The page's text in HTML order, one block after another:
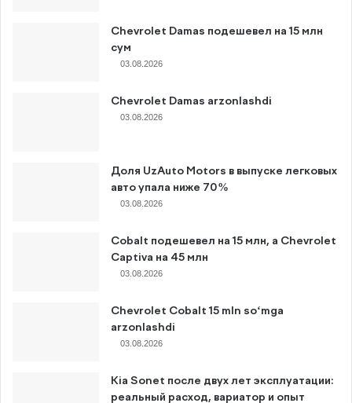
Chevrolet Damas подешевел на 15 млн
сум
03.08.2026
Chevrolet Damas arzonlashdi
03.08.2026
Доля UzAuto Motors в выпуске легковых
авто упала ниже 70%
03.08.2026
Cobalt подешевел на 15 млн, а Chevrolet
Captiva на 45 млн
03.08.2026
Chevrolet Cobalt 15 mln so‘mga
arzonlashdi
03.08.2026
Kia Sonet после двух лет эксплуатации:
реальный расход, вариатор и опыт